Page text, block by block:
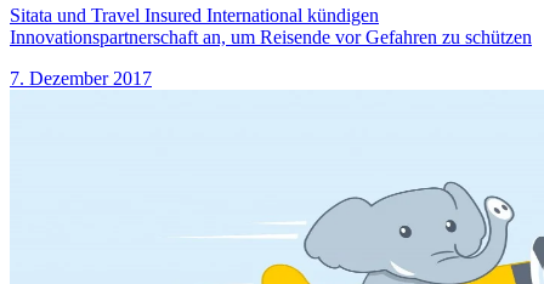
Sitata und Travel Insured International kündigen
Innovationspartnerschaft an, um Reisende vor Gefahren zu schützen
7. Dezember 2017